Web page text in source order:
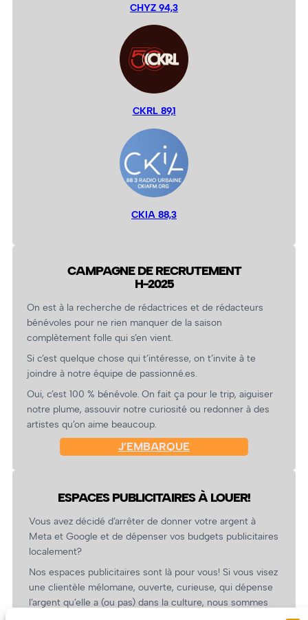
CHYZ 94,3
CKRL 89,1
CKIA 88,3
CAMPAGNE DE RECRUTEMENT
H-2025
On est à la recherche de rédactrices et de rédacteurs
bénévoles pour ne rien manquer de la saison
complètement folle qui s’en vient.
Si c’est quelque chose qui t’intéresse, on t’invite à te
joindre à notre équipe de passionné.es.
Oui, c’est 100 % bénévole. On fait ça pour le trip, aiguiser
notre plume, assouvir notre curiosité ou redonner à des
artistes qu’on aime beaucoup.
J’EMBARQUE
ESPACES PUBLICITAIRES À LOUER!
Vous avez décidé d’arrêter de donner votre argent à
Meta et Google et de dépenser vos budgets publicitaires
localement?
Nos espaces publicitaires sont là pour vous! Si vous visez
une clientèle mélomane, ouverte, curieuse, qui dépense
l’argent qu’elle a (ou pas) dans la culture, nous sommes